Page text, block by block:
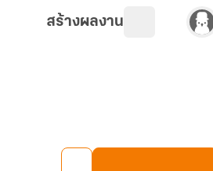
สร้างผลงาน